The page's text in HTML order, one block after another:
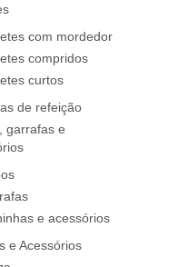
/ Giotto be-bè
com mordedor
compridos
curtos
de refeição
garrafas e
e acessórios
e Acessórios